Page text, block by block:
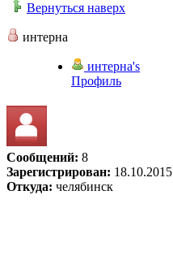
Вернуться наверх
интерна
интерна's
Профиль
Сообщений: 8
Зарегистрирован: 18.10.2015
Откуда: челябинск